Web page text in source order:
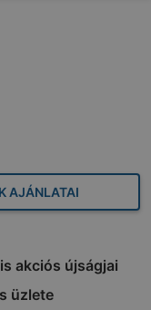
AJÁNLATAI
akciós újságjai
üzlete